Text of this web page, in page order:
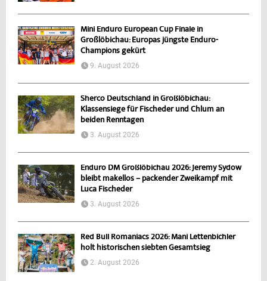
Mini Enduro European Cup Finale in
Großlöbichau: Europas jüngste Enduro-
Champions gekürt
9. August 2026
Sherco Deutschland in Großlöbichau:
Klassensiege für Fischeder und Chlum an
beiden Renntagen
3. August 2026
Enduro DM Großlöbichau 2026: Jeremy Sydow
bleibt makellos – packender Zweikampf mit
Luca Fischeder
3. August 2026
Red Bull Romaniacs 2026: Mani Lettenbichler
holt historischen siebten Gesamtsieg
2. August 2026